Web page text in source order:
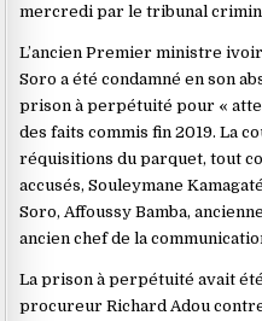
mercredi par le tribunal
L’ancien Premier ministre
Soro a été condamné en son
prison à perpétuité pour «
des faits commis fin 2019. La
réquisitions du parquet, tout
accusés, Souleymane
Soro, Affoussy Bamba,
ancien chef de la
La prison à perpétuité avait
procureur Richard Adou